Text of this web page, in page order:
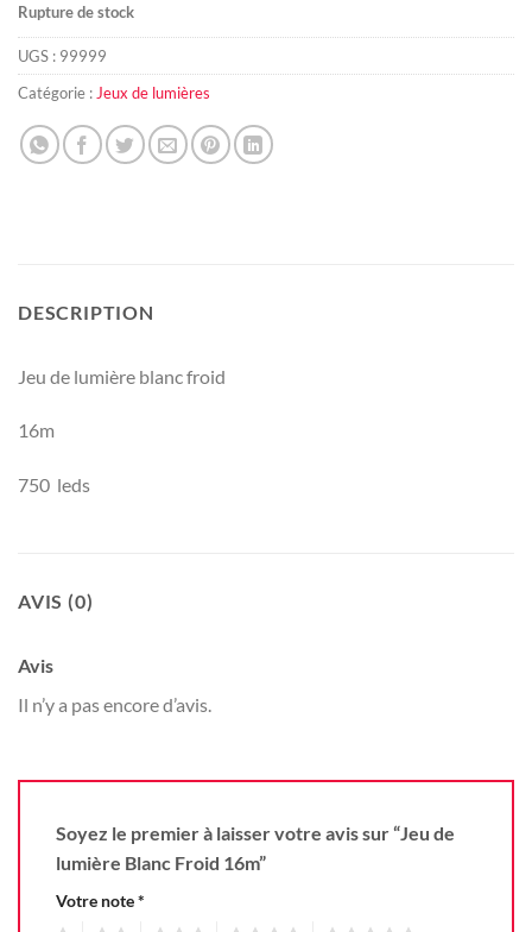
Rupture de stock
UGS : 99999
Catégorie : Jeux de lumières
DESCRIPTION
Jeu de lumière blanc froid
16m
750 leds
AVIS (0)
Avis
Il n’y a pas encore d’avis.
Soyez le premier à laisser votre avis sur “Jeu de
lumière Blanc Froid 16m”
Votre note*